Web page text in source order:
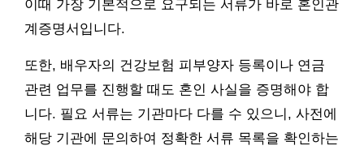
이때 가장 기본적으로 요구되는 서류가 바로 혼인관
계증명서입니다.
또한, 배우자의 건강보험 피부양자 등록이나 연금
관련 업무를 진행할 때도 혼인 사실을 증명해야 합
니다. 필요 서류는 기관마다 다를 수 있으니, 사전에
해당 기관에 문의하여 정확한 서류 목록을 확인하는